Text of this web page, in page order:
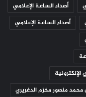
أصداء الساعة الإعلامي
أصداء الساعة الإعلامي
منصور مخزم الدغريري